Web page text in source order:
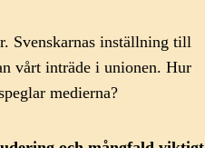
Svenskarnas inställning till
vårt inträde i unionen. Hur
medierna?